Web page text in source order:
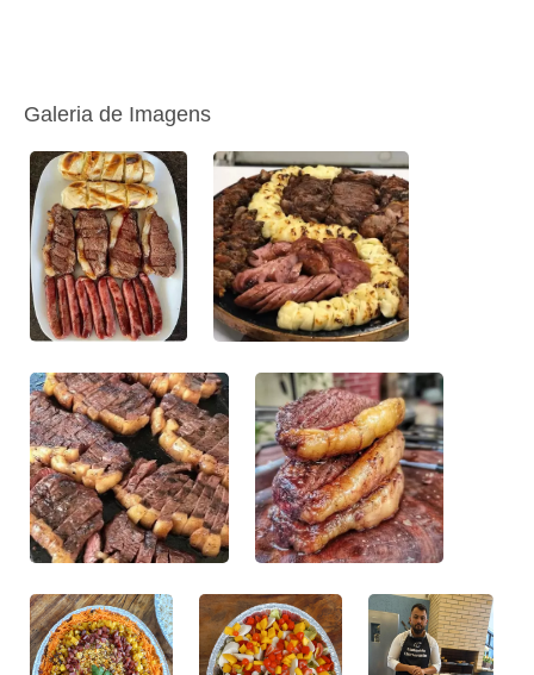
Galeria de Imagens